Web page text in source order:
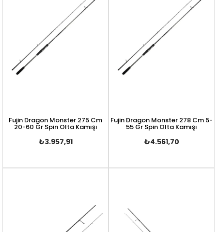
Fujin Dragon Monster 275 Cm
20-60 Gr Spin Olta Kamışı
₺3.957,91
Fujin Dragon Monster 278 Cm 5-
55 Gr Spin Olta Kamışı
₺4.561,70